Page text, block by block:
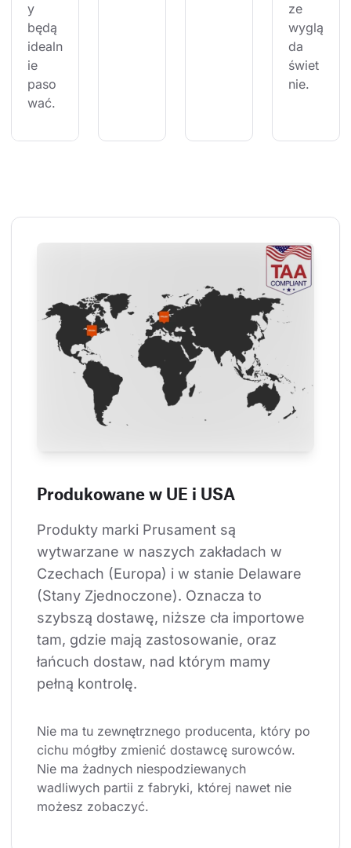
y
będą
idealn
ie
paso
wać.
ze
wyglą
da
świet
nie.
Produkowane w UE i USA
Produkty marki Prusament są
wytwarzane w naszych zakładach w
Czechach (Europa) i w stanie Delaware
(Stany Zjednoczone). Oznacza to
szybszą dostawę, niższe cła importowe
tam, gdzie mają zastosowanie, oraz
łańcuch dostaw, nad którym mamy
pełną kontrolę.
Nie ma tu zewnętrznego producenta, który po
cichu mógłby zmienić dostawcę surowców.
Nie ma żadnych niespodziewanych
wadliwych partii z fabryki, której nawet nie
możesz zobaczyć.